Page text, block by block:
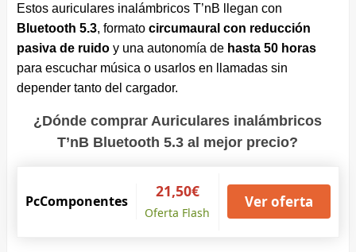
Estos auriculares inalámbricos T’nB llegan con
Bluetooth 5.3, formato circumaural con reducción
pasiva de ruidoy una autonomía de hasta 50 horas
para escuchar música o usarlos en llamadas sin
depender tanto del cargador.
¿Dónde comprar Auriculares inalámbricos
T’nB Bluetooth 5.3 al mejor precio?
PcComponentes
21,50€
Oferta Flash
Ver oferta